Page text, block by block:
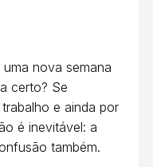
nova semana
certo? Se
e ainda por
é inevitável: a
também.